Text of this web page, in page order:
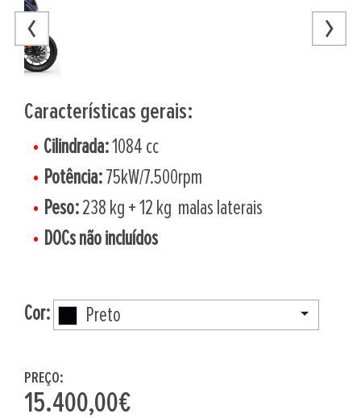
Características gerais:
Cilindrada:1084 cc
Potência: 75kW/7.500rpm
Peso:238 kg + 12 kg malas laterais
DOCs não incluídos
Cor: Preto
PREÇO:
15.400,00€